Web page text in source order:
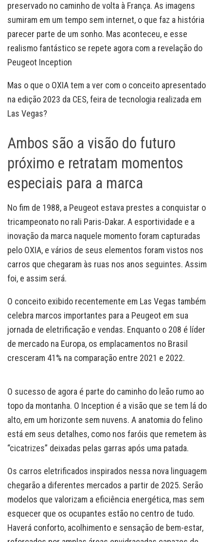
preservado no caminho de volta à França. As imagens
sumiram em um tempo sem internet, o que faz a história
parecer parte de um sonho. Mas aconteceu, e esse
realismo fantástico se repete agora com a revelação do
Peugeot Inception
Mas o que o OXIA tem a ver com o conceito apresentado
na edição 2023 da CES, feira de tecnologia realizada em
Las Vegas?
Ambos são a visão do futuro
próximo e retratam momentos
especiais para a marca
No fim de 1988, a Peugeot estava prestes a conquistar o
tricampeonato no rali Paris-Dakar. A esportividade e a
inovação da marca naquele momento foram capturadas
pelo OXIA, e vários de seus elementos foram vistos nos
carros que chegaram às ruas nos anos seguintes. Assim
foi, e assim será.
O conceito exibido recentemente em Las Vegas também
celebra marcos importantes para a Peugeot em sua
jornada de eletrificação e vendas. Enquanto o 208 é líder
de mercado na Europa, os emplacamentos no Brasil
cresceram 41% na comparação entre 2021 e 2022.
O sucesso de agora é parte do caminho do leão rumo ao
topo da montanha. O Inception é a visão que se tem lá do
alto, em um horizonte sem nuvens. A anatomia do felino
está em seus detalhes, como nos faróis que remetem às
“cicatrizes” deixadas pelas garras após uma patada.
Os carros eletrificados inspirados nessa nova linguagem
chegarão a diferentes mercados a partir de 2025. Serão
modelos que valorizam a eficiência energética, mas sem
esquecer que os ocupantes estão no centro de tudo.
Haverá conforto, acolhimento e sensação de bem-estar,